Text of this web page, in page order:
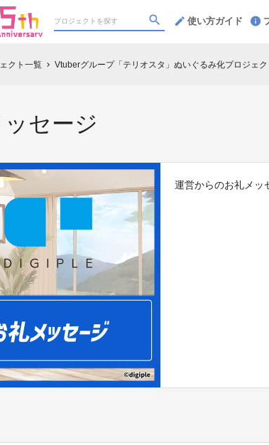
使い方ガイド
クト一覧 chevron_right Vtuberグループ「テリオスタ」ぬいぐるみ化プロジェク
セージ
運営からのお礼メッ